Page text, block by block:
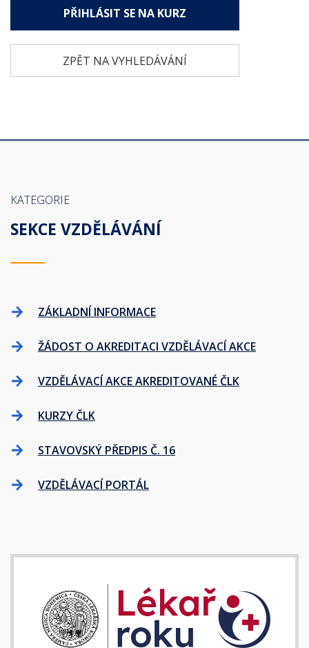
PŘIHLÁSIT SE NA KURZ
ZPĚT NA VYHLEDÁVÁNÍ
KATEGORIE
SEKCE VZDĚLÁVÁNÍ
ZÁKLADNÍ INFORMACE
ŽÁDOST O AKREDITACI VZDĚLÁVACÍ AKCE
VZDĚLÁVACÍ AKCE AKREDITOVANÉ ČLK
KURZY ČLK
STAVOVSKÝ PŘEDPIS Č. 16
VZDĚLÁVACÍ PORTÁL